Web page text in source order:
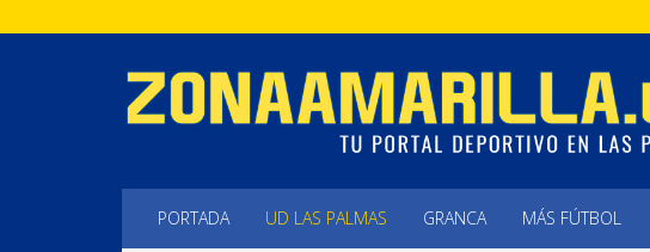
PORTADA UD LAS PALMAS GRANCA MÁS FÚTBOL